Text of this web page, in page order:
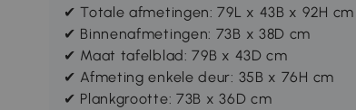
✔ Totale afmetingen: 79L x 43B x 92H cm
✔ Binnenafmetingen: 73B x 38D cm
✔ Maat tafelblad: 79B x 43D cm
✔ Afmeting enkele deur: 35B x 76H cm
✔ Plankgrootte: 73B x 36D cm